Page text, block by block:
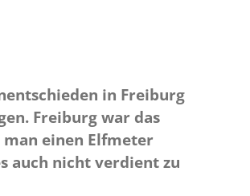
in Freiburg
Freiburg war das
man einen Elfmeter
auch nicht verdient zu